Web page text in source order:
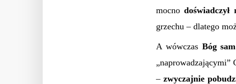
mocnodoświadczył
grzechu – dlatego
A wówczas Bóg
„naprowadzającymi”
– zwyczajnie